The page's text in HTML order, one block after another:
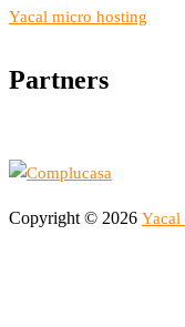
Yacal micro hosting
Partners
Copyright © 2026 Yacal